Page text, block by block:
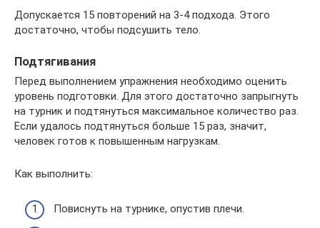
Допускается 15 повторений на 3-4 подхода. Этого
достаточно, чтобы подсушить тело.
Подтягивания
Перед выполнением упражнения необходимо оценить
уровень подготовки. Для этого достаточно запрыгнуть
на турник и подтянуться максимальное количество раз.
Если удалось подтянуться больше 15 раз, значит,
человек готов к повышенным нагрузкам.
Как выполнить:
Повиснуть на турнике, опустив плечи.